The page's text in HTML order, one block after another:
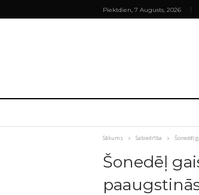
Piektdien, 7 Augusts, 2026
Sākums Sabiedrība Šonedēļ
Šonedēļ